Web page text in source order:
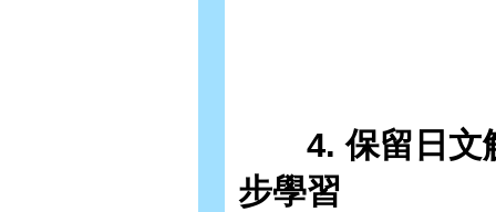
4. 保留日文解
步學習